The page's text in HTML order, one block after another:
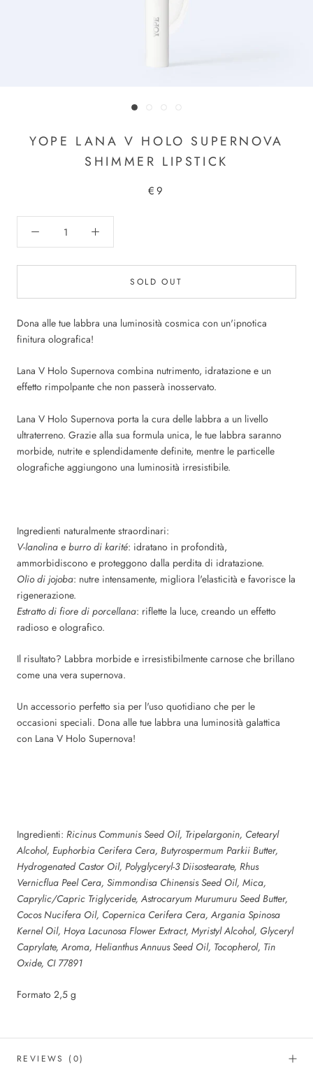
YOPE LANA V HOLO SUPERNOVA
SHIMMER LIPSTICK
€9
SOLD OUT
Dona alle tue labbra una luminosità cosmica con un'ipnotica
finitura olografica!
Lana V Holo Supernova combina nutrimento, idratazione e un
effetto rimpolpante che non passerà inosservato.
Lana V Holo Supernova porta la cura delle labbra a un livello
ultraterreno. Grazie alla sua formula unica, le tue labbra saranno
morbide, nutrite e splendidamente definite, mentre le particelle
olografiche aggiungono una luminosità irresistibile.
Ingredienti naturalmente straordinari:
V-lanolina e burro di karité: idratano in profondità,
ammorbidiscono e proteggono dalla perdita di idratazione.
Olio di jojoba: nutre intensamente, migliora l'elasticità e favorisce la
rigenerazione.
Estratto di fiore di porcellana: riflette la luce, creando un effetto
radioso e olografico.
Il risultato? Labbra morbide e irresistibilmente carnose che brillano
come una vera supernova.
Un accessorio perfetto sia per l'uso quotidiano che per le
occasioni speciali. Dona alle tue labbra una luminosità galattica
con Lana V Holo Supernova!
Ingredienti: Ricinus Communis Seed Oil, Tripelargonin, Cetearyl
Alcohol, Euphorbia Cerifera Cera, Butyrospermum Parkii Butter,
Hydrogenated Castor Oil, Polyglyceryl-3 Diisostearate, Rhus
Vernicflua Peel Cera, Simmondisa Chinensis Seed Oil, Mica,
Caprylic/Capric Triglyceride, Astrocaryum Murumuru Seed Butter,
Cocos Nucifera Oil, Copernica Cerifera Cera, Argania Spinosa
Kernel Oil, Hoya Lacunosa Flower Extract, Myristyl Alcohol, Glyceryl
Caprylate, Aroma, Helianthus Annuus Seed Oil, Tocopherol, Tin
Oxide, CI 77891
Formato 2,5 g
REVIEWS (0)